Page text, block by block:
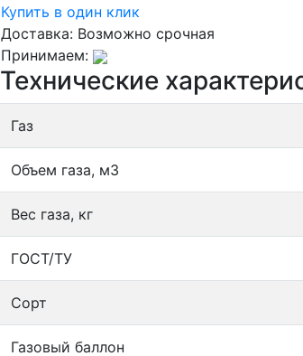
Купить в один клик
Доставка: Возможно срочная
Принимаем:
Технические
Газ
Объем газа, м3
Вес газа, кг
ГОСТ/ТУ
Сорт
Газовый баллон